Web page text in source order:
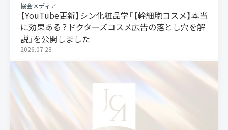
協会メディア
【YouTube更新】シン化粧品学「【幹細胞コスメ】本当
に効果ある？ドクターズコスメ広告の落とし穴を解
説」を公開しました
2026.07.28